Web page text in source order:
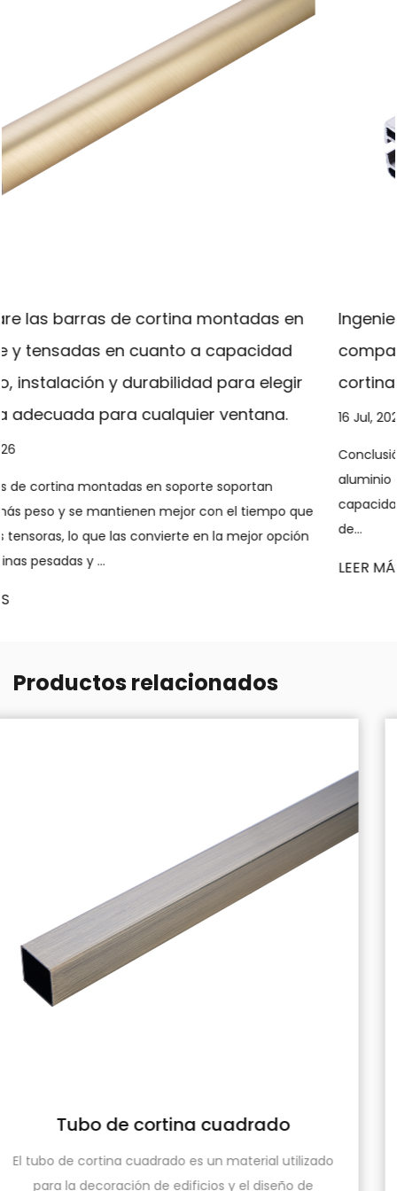
en
elegir
que
opción
Ingeniería de ventanas de precisión:
comparativa de sistemas de rieles
cortinas arquitectónicos
16 Jul, 2026
Conclusión directa: Los sistemas de rieles para
aluminio extruido ofrecen estabilidad estructural
capacidad de carga, funcionamiento suave y
de...
LEER MÁS
Productos relacionados
utilizado
de
Tubo De Cortina
El tubo de cortina de color ciruela es un
decorativo para cortinas que se utiliza